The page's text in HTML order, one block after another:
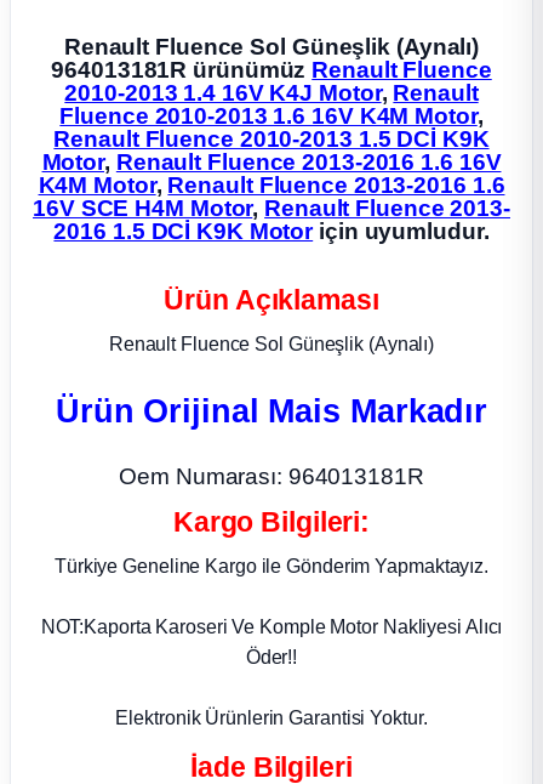
Parça
Renault Fluence Sol Güneşlik (Aynalı)
964013181R ürünümüz Renault Fluence
2010-2013 1.4 16V K4J Motor, Renault
Fluence 2010-2013 1.6 16V K4M Motor,
Renault Fluence 2010-2013 1.5 DCİ K9K
Motor, Renault Fluence 2013-2016 1.6 16V
K4M Motor, Renault Fluence 2013-2016 1.6
16V SCE H4M Motor, Renault Fluence 2013-
2016 1.5 DCİ K9K Motoriçin uyumludur.
Ürün Açıklaması
Renault Fluence Sol Güneşlik (Aynalı)
Ürün Orijinal Mais Markadır
Oem Numarası: 964013181R
Kargo Bilgileri:
Türkiye Geneline Kargo ile Gönderim Yapmaktayız.
NOT:Kaporta Karoseri Ve Komple Motor Nakliyesi Alıcı
Öder!!
Elektronik Ürünlerin Garantisi Yoktur.
İade Bilgileri